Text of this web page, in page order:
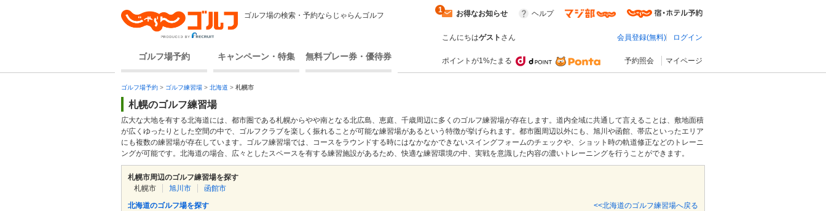
ゴルフ場の検索・予約ならじゃらんゴルフ
ゴルフ場予約 キャンペーン・特集 無料プレー券・優待券
お得なお知らせ
1 ヘルプ
こんにちはゲスト さん 会員登録(無料) ログイン
ポイントが1%たまる 予約照会 マイページ
ゴルフ場予約 > ゴルフ練習場 > 北海道 > 札幌市
札幌のゴルフ練習場
広大な大地を有する北海道には、都市圏である札幌からやや南となる北広島、恵庭、千歳周辺に多くのゴルフ練習場が存在します。道内全域に共通して言えることは、敷地面積
が広くゆったりとした空間の中で、ゴルフクラブを楽しく振れることが可能な練習場があるという特徴が挙げられます。都市圏周辺以外にも、旭川や函館、帯広といったエリア
にも複数の練習場が存在しています。ゴルフ練習場では、コースをラウンドする時にはなかなかできないスイングフォームのチェックや、ショット時の軌道修正などのトレーニ
ングが可能です。北海道の場合、広々としたスペースを有する練習施設があるため、快適な練習環境の中、実戦を意識した内容の濃いトレーニングを行うことができます。
札幌市周辺のゴルフ練習場を探す
札幌市
旭川市
函館市
北海道のゴルフ場を探す
<<北海道のゴルフ練習場へ戻る